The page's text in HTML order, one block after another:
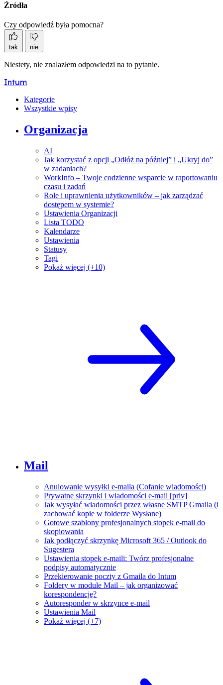
Źródła
Czy odpowiedź była pomocna?
tak nie
Niestety, nie znalazłem odpowiedzi na to pytanie.
Intum
Kategorie
Wszystkie wpisy
Organizacja
AI
Jak korzystać z opcji „Odłóż na później” i „Ukryj do”
w zadaniach?
WorkInfo – Twoje codzienne wsparcie w raportowaniu
czasu i zadań
Role i uprawnienia użytkowników – jak zarządzać
dostępem w systemie?
Ustawienia Organizacji
Lista TODO
Kalendarze
Ustawienia
Statusy
Tagi
Pokaż więcej (+10)
Mail
Anulowanie wysyłki e-maila (Cofanie wiadomości)
Prywatne skrzynki i wiadomości e-mail [priv]
Jak wysyłać wiadomości przez własne SMTP Gmaila (i
zachować kopie w folderze Wysłane)
Gotowe szablony profesjonalnych stopek e-mail do
skopiowania
Jak podłączyć skrzynkę Microsoft 365 / Outlook do
Sugestera
Ustawienia stopek e-maili: Twórz profesjonalne
podpisy automatycznie
Przekierowanie poczty z Gmaila do Intum
Foldery w module Mail – jak organizować
korespondencję?
Autoresponder w skrzynce e-mail
Ustawienia Mail
Pokaż więcej (+7)